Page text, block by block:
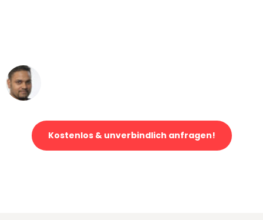
Kostenlos & unverbindlich anfragen!